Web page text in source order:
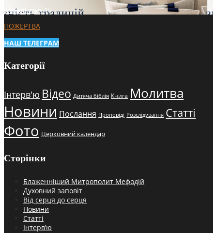
4 тижні тому15
ПОЖЕРТВА
НАШ ТЕЛЕГРАМ
Категорії
Інтерв'ю Відео Дитяча біблія Книга Молитва
Новини Послання Проповіді Розслідування Статті
Фото Церковний календар
Сторінки
Блаженніший Митрополит Мефодій
Духовний заповіт
Від серця до серця
Новини
Статті
Інтерв’ю